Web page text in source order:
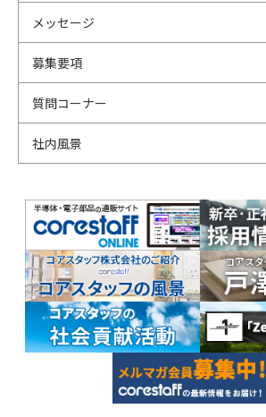
メッセージ
募集要項
質問コーナー
社内風景